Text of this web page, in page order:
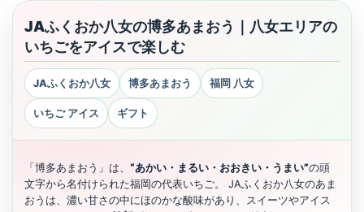
JAふくおか八女の博多あまおう｜八女エリアの
いちごをアイスで楽しむ
JAふくおか八女 博多あまおう 福岡 八女
いちご アイス ギフト
「博多あまおう」は、 “あかい・まるい・おおきい・うまい”の頭
文字から名付けられた福岡の代表いちご。 JAふくおか八女のあま
おうは、濃い甘さの中にほのかな酸味があり、スイーツやアイス